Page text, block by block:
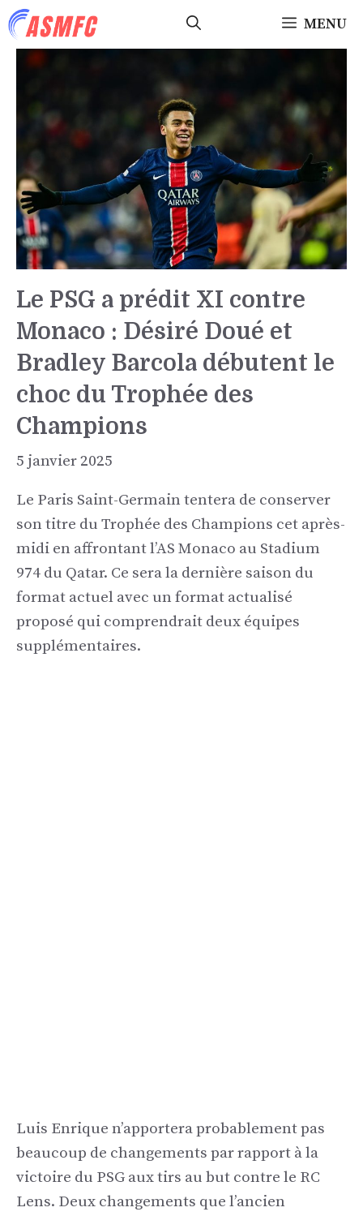
Aller
au
contenu
MENU
Le PSG a prédit XI contre
Monaco : Désiré Doué et
Bradley Barcola débutent le
choc du Trophée des
Champions
5 janvier 2025
Le Paris Saint-Germain tentera de conserver
son titre du Trophée des Champions cet après-
midi en affrontant l’AS Monaco au Stadium
974 du Qatar. Ce sera la dernière saison du
format actuel avec un format actualisé
proposé qui comprendrait deux équipes
supplémentaires.
Luis Enrique n’apportera probablement pas
beaucoup de changements par rapport à la
victoire du PSG aux tirs au but contre le RC
Lens. Deux changements que l’ancien